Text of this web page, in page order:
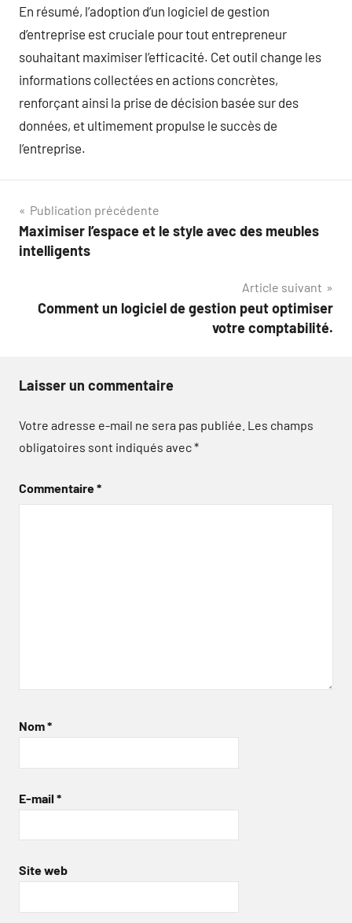
En résumé, l’adoption d’un logiciel de gestion
d’entreprise est cruciale pour tout entrepreneur
souhaitant maximiser l’efficacité. Cet outil change les
informations collectées en actions concrètes,
renforçant ainsi la prise de décision basée sur des
données, et ultimement propulse le succès de
l’entreprise.
Navigation
de
Publication précédente
Maximiser l’espace et le style avec des meubles
intelligents
Article suivant
Comment un logiciel de gestion peut optimiser
votre comptabilité.
Laisser un commentaire
Votre adresse e-mail ne sera pas publiée. Les champs
obligatoires sont indiqués avec*
Commentaire*
Nom*
E-mail *
Site web